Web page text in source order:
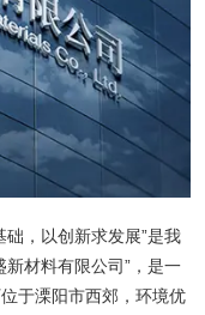
，以创新求发展”是我
材料有限公司”，是一
于溧阳市西郊，环境优